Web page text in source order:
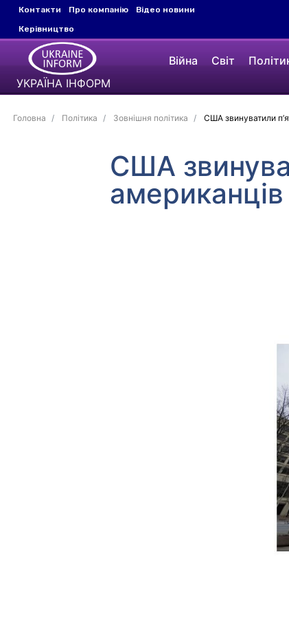
Контакти Про компанію
Відео новини
Керівництво
УКРАЇНА ІНФОРМ
Війна Світ
Головна Політика Зовнішня політика США звинуватили
США
американців